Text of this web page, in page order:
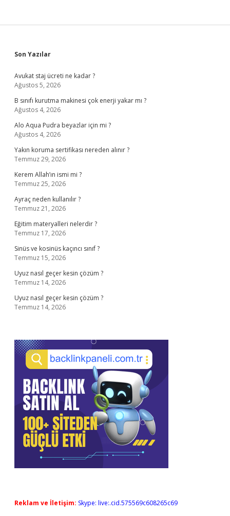
Sidebar
Son Yazılar
Avukat staj ücreti ne kadar ?
Ağustos 5, 2026
B sınıfı kurutma makinesi çok enerji yakar mı ?
Ağustos 4, 2026
Alo Aqua Pudra beyazlar için mi ?
Ağustos 4, 2026
Yakın koruma sertifikası nereden alınır ?
Temmuz 29, 2026
Kerem Allah’ın ismi mi ?
Temmuz 25, 2026
Ayraç neden kullanılır ?
Temmuz 21, 2026
Eğitim materyalleri nelerdir ?
Temmuz 17, 2026
Sinüs ve kosinüs kaçıncı sınıf ?
Temmuz 15, 2026
Uyuz nasıl geçer kesin çözüm ?
Temmuz 14, 2026
Uyuz nasıl geçer kesin çözüm ?
Temmuz 14, 2026
Reklam ve İletişim: Skype: live:.cid.575569c608265c69